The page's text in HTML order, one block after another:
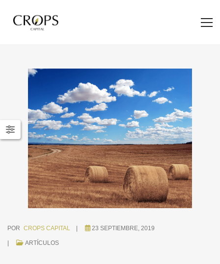
POR CROPS CAPITAL 23 SEPTIEMBRE, 2019
ARTÍCULOS